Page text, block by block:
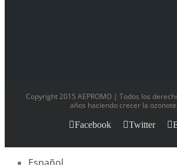
Copyright 2015 AEPROMO | Todos los
años haciendo crecer la
Facebook
Twitter